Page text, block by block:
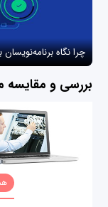
چرا نگاه
بررسی و